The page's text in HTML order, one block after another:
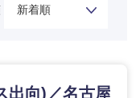
出向)／名古屋